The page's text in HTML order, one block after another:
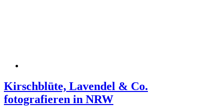
Kirschblüte, Lavendel & Co.
fotografieren in NRW